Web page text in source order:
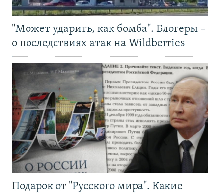
"Может ударить, как бомба". Блогеры –
о последствиях атак на Wildberries
Подарок от "Русского мира". Какие